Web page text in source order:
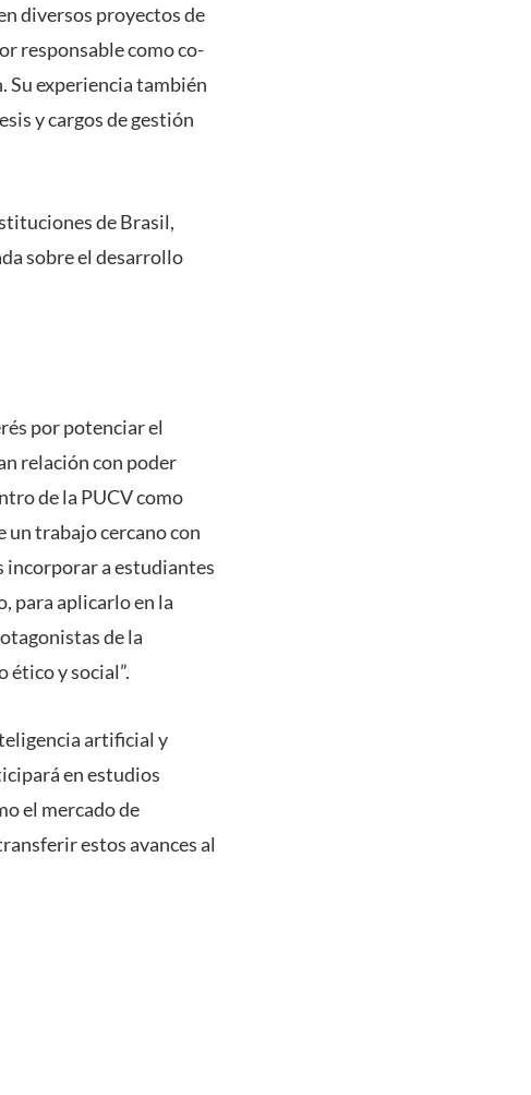
diversos proyectos de
responsable como co-
Su experiencia también
y cargos de gestión
de Brasil,
sobre el desarrollo
por potenciar el
relación con poder
de la PUCV como
trabajo cercano con
incorporar a estudiantes
para aplicarlo en la
de la
y social”.
artificial y
en estudios
el mercado de
estos avances al